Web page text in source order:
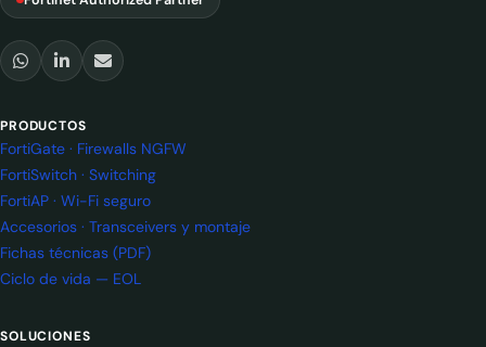
PRODUCTOS
FortiGate · Firewalls NGFW
FortiSwitch · Switching
FortiAP · Wi-Fi seguro
Accesorios · Transceivers y montaje
Fichas técnicas (PDF)
Ciclo de vida — EOL
SOLUCIONES